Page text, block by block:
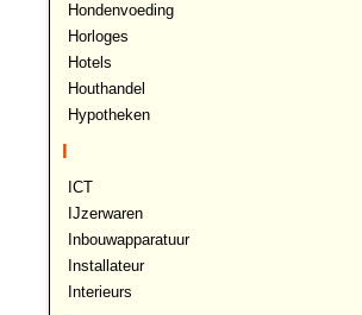
Hondenvoeding
Horloges
Hotels
Houthandel
Hypotheken
I
ICT
IJzerwaren
Inbouwapparatuur
Installateur
Interieurs